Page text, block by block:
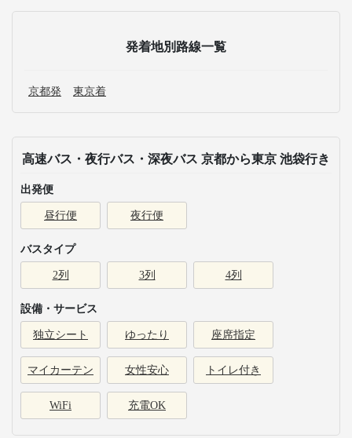
発着地別路線一覧
京都発 東京着
高速バス・夜行バス・深夜バス 京都から東京 池袋行き
出発便
昼行便 夜行便
バスタイプ
2列 3列 4列
設備・サービス
独立シート ゆったり 座席指定
マイカーテン 女性安心 トイレ付き
WiFi 充電OK